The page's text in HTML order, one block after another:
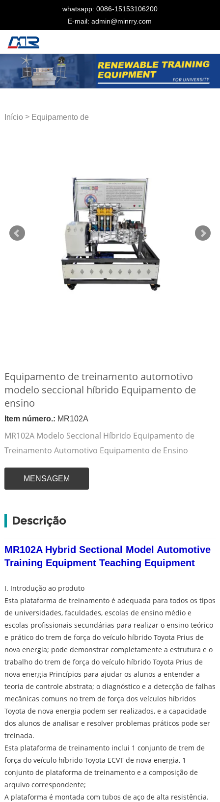
whatsapp: 0086-15153106200
E-mail: admin@minrry.com
Início> Equipamento de
Equipamento de treinamento automotivo
modelo seccional híbrido Equipamento de
ensino
Item número.: MR102A
MR102A Modelo Seccional Híbrido Equipamento de
Treinamento Automotivo Equipamento de Ensino
MENSAGEM
Descrição
MR102A Hybrid Sectional Model Automotive
Training Equipment Teaching Equipment
I. Introdução ao produto
Esta plataforma de treinamento é adequada para todos os tipos
de universidades, faculdades, escolas de ensino médio e
escolas profissionais secundárias para realizar o ensino teórico
e prático do trem de força do veículo híbrido Toyota Prius de
nova energia; pode demonstrar completamente a estrutura e o
trabalho do trem de força do veículo híbrido Toyota Prius de
nova energia Princípios para ajudar os alunos a entender a
teoria de controle abstrata; o diagnóstico e a detecção de falhas
mecânicas comuns no trem de força dos veículos híbridos
Toyota de nova energia podem ser realizados, e a capacidade
dos alunos de analisar e resolver problemas práticos pode ser
treinada.
Esta plataforma de treinamento inclui 1 conjunto de trem de
força do veículo híbrido Toyota ECVT de nova energia, 1
conjunto de plataforma de treinamento e a composição de
arquivo correspondente;
A plataforma é montada com tubos de aço de alta resistência.